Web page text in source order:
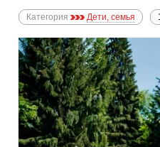
Категория Дети, семья